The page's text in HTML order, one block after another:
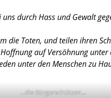
durch Hass und Gewalt
die Toten, und teilen ihren
auf Versöhnung
unter den Menschen zu
…die Bürgerschützen…